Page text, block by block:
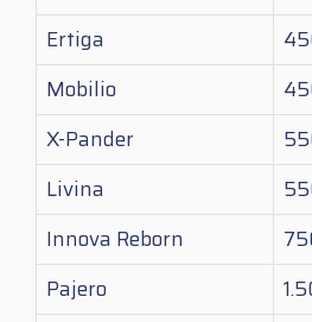
Ertiga
Mobilio
X-Pander
Livina
Innova Reborn
Pajero